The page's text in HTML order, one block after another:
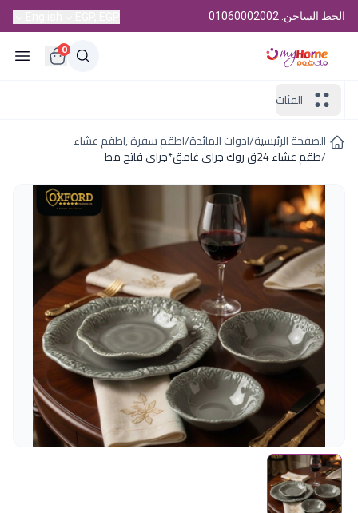
الخط الساخن: 01060002002
0
الفئات
الصفحة الرئيسية/ادوات المائدة/اطقم سفرة ,اطقم عشاء
/طقم عشاء 24ق روك جراى غامق*جراى فاتح مط